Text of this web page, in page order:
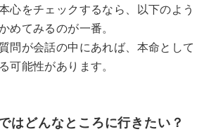
心をチェックするなら、以下のよう
めてみるのが一番。
問が会話の中にあれば、本命として
可能性があります。
はどんなところに行きたい？